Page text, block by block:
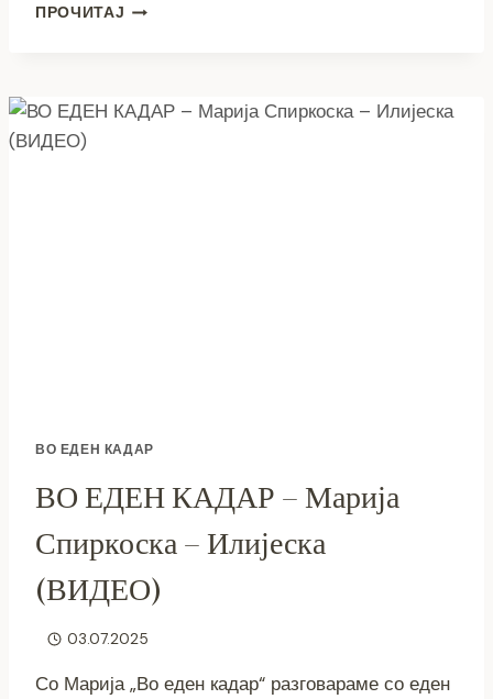
ПРОЧИТАЈ ВО
МАРИЈА
МИНЧЕВА
ВО ЕДЕН КАДАР
ВО ЕДЕН КАДАР – Марија
Спиркоска – Илијеска
(ВИДЕО)
03.07.2025
Со Марија „Во еден кадар“ разговараме со еден